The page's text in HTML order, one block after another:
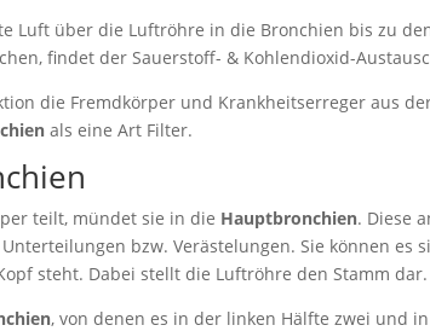
Luft über die Luftröhre in die Bronchien bis zu
findet der Sauerstoff- & Kohlendioxid-
die Fremdkörper und Krankheitserreger aus
als eine Art Filter.
teilt, mündet sie in die Hauptbronchien. Diese
bzw. Verästelungen. Sie können es
steht. Dabei stellt die Luftröhre den Stamm dar.
, von denen es in der linken Hälfte zwei und